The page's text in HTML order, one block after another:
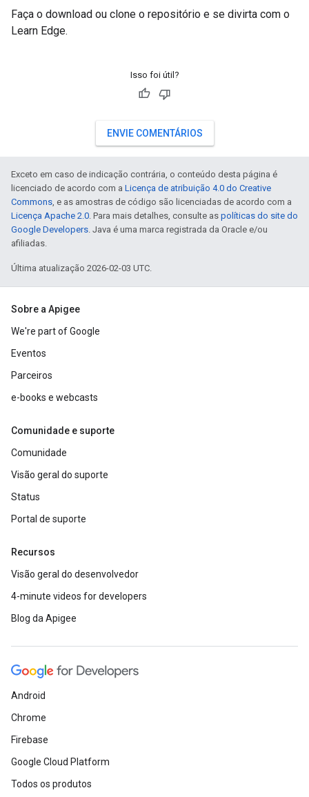
Faça o download ou clone o repositório e se divirta com o
Learn Edge.
Isso foi útil?
ENVIE COMENTÁRIOS
Exceto em caso de indicação contrária, o conteúdo desta página é
licenciado de acordo com a Licença de atribuição 4.0 do Creative
Commons, e as amostras de código são licenciadas de acordo com a
Licença Apache 2.0. Para mais detalhes, consulte as políticas do site do
Google Developers. Java é uma marca registrada da Oracle e/ou
afiliadas.
Última atualização 2026-02-03 UTC.
Sobre a Apigee
We're part of Google
Eventos
Parceiros
e-books e webcasts
Comunidade e suporte
Comunidade
Visão geral do suporte
Status
Portal de suporte
Recursos
Visão geral do desenvolvedor
4-minute videos for developers
Blog da Apigee
Android
Chrome
Firebase
Google Cloud Platform
Todos os produtos